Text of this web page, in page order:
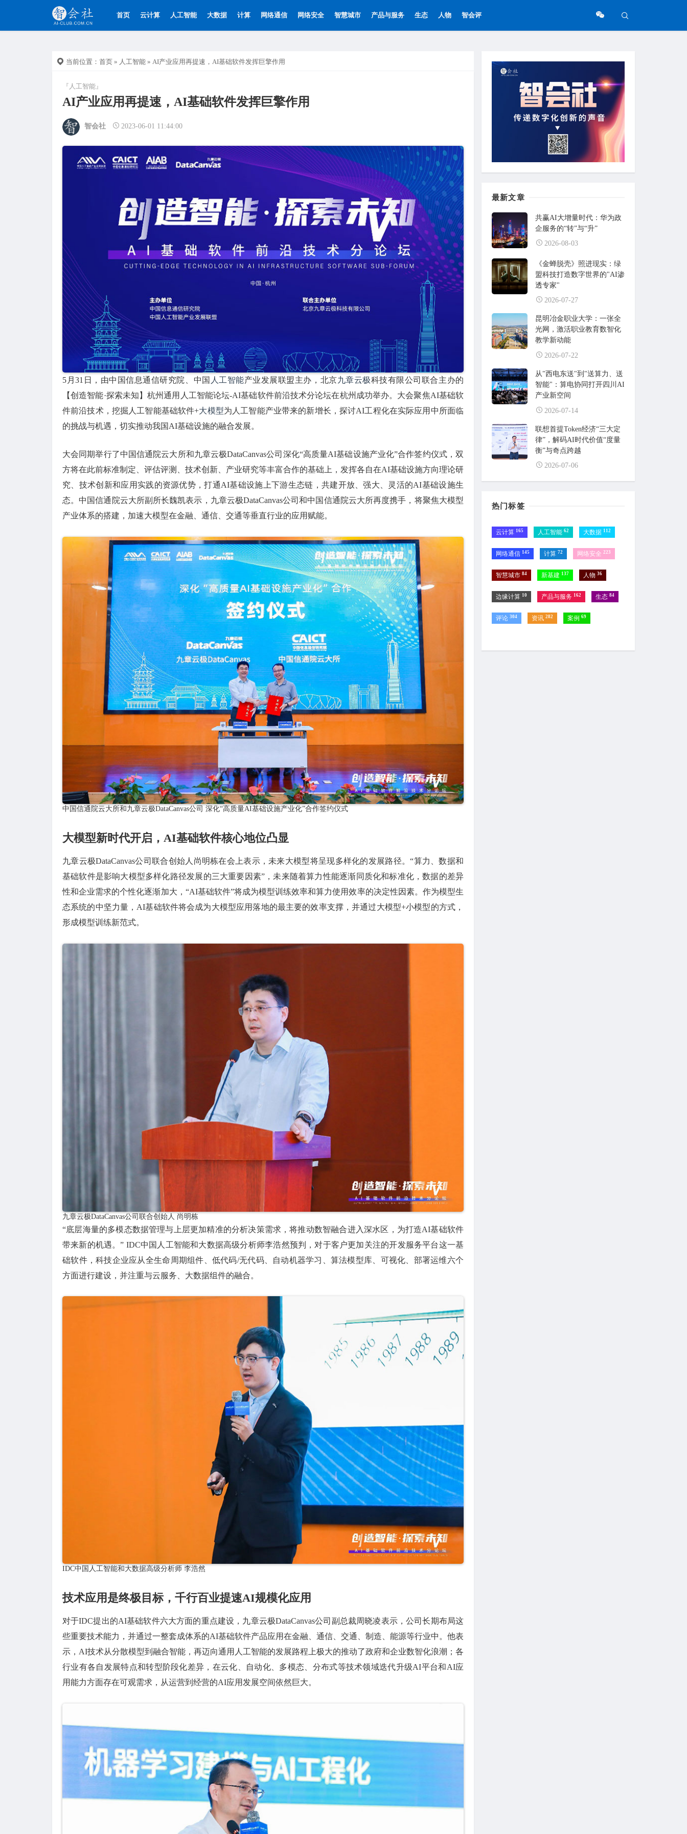
首页 云计算 人工智能 大数据 计算 网络通信 网络安全 智慧城市 产品与服务 生态 人物 智会评
当前位置： 首页 » 人工智能 » AI产业应用再提速，AI基础软件发挥巨擎作用
『人工智能』
AI产业应用再提速，AI基础软件发挥巨擎作用
智会社 2023-06-01 11:44:00
5月31日，由中国信息通信研究院、中国 人工智能产业发展联盟主办，北京九章云极科技有限公司联合主办的
【创造智能·探索未知】杭州通用人工智能论坛-AI基础软件前沿技术分论坛在杭州成功举办。大会聚焦AI基础软
件前沿技术，挖掘人工智能基础软件+大模型为人工智能产业带来的新增长，探讨AI工程化在实际应用中所面临
的挑战与机遇，切实推动我国AI基础设施的融合发展。
大会同期举行了中国信通院云大所和九章云极DataCanvas公司深化“高质量AI基础设施产业化”合作签约仪式，双
方将在此前标准制定、评估评测、技术创新、产业研究等丰富合作的基础上，发挥各自在AI基础设施方向理论研
究、技术创新和应用实践的资源优势，打通AI基础设施上下游生态链，共建开放、强大、灵活的AI基础设施生
态。中国信通院云大所副所长魏凯表示，九章云极DataCanvas公司和中国信通院云大所再度携手，将聚焦大模型
产业体系的搭建，加速大模型在金融、通信、交通等垂直行业的应用赋能。
中国信通院云大所和九章云极DataCanvas公司 深化“高质量AI基础设施产业化”合作签约仪式
大模型新时代开启，AI基础软件核心地位凸显
九章云极DataCanvas公司联合创始人尚明栋在会上表示，未来大模型将呈现多样化的发展路径。“算力、数据和
基础软件是影响大模型多样化路径发展的三大重要因素”，未来随着算力性能逐渐同质化和标准化，数据的差异
性和企业需求的个性化逐渐加大，“AI基础软件”将成为模型训练效率和算力使用效率的决定性因素。作为模型生
态系统的中坚力量，AI基础软件将会成为大模型应用落地的最主要的效率支撑，并通过大模型+小模型的方式，
形成模型训练新范式。
九章云极DataCanvas公司联合创始人 尚明栋
“底层海量的多模态数据管理与上层更加精准的分析决策需求，将推动数智融合进入深水区，为打造AI基础软件
带来新的机遇。” IDC中国人工智能和大数据高级分析师李浩然预判，对于客户更加关注的开发服务平台这一基
础软件，科技企业应从全生命周期组件、低代码/无代码、自动机器学习、算法模型库、可视化、部署运维六个
方面进行建设，并注重与云服务、大数据组件的融合。
IDC中国人工智能和大数据高级分析师 李浩然
技术应用是终极目标，千行百业提速AI规模化应用
对于IDC提出的AI基础软件六大方面的重点建设，九章云极DataCanvas公司副总裁周晓凌表示，公司长期布局这
些重要技术能力，并通过一整套成体系的AI基础软件产品应用在金融、通信、交通、制造、能源等行业中。他表
示，AI技术从分散模型到融合智能，再迈向通用人工智能的发展路程上极大的推动了政府和企业数智化浪潮；各
行业有各自发展特点和转型阶段化差异，在云化、自动化、多模态、分布式等技术领域迭代升级AI平台和AI应
用能力方面存在可观需求，从运营到经营的AI应用发展空间依然巨大。
最新文章
共赢AI大增量时代：华为政
企服务的“转”与“升”
2026-08-03
《金蝉脱壳》照进现实：绿
盟科技打造数字世界的"AI渗
透专家"
2026-07-27
昆明冶金职业大学：一张全
光网，激活职业教育数智化
教学新动能
2026-07-22
从"西电东送"到"送算力、送
智能"：算电协同打开四川AI
产业新空间
2026-07-14
联想首提Token经济“三大定
律”，解码AI时代价值“度量
衡”与奇点跨越
2026-07-06
热门标签
云计算 165 人工智能 62 大数据 112
网络通信 145 计算 72 网络安全 223
智慧城市 84 新基建 137 人物 36
边缘计算 10 产品与服务 162 生态 84
评论 304 资讯 282 案例 69